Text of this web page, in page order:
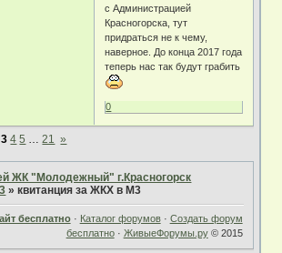
с Администрацией
Красногорска, тут
придраться не к чему,
наверное. До конца 2017 года
теперь нас так будут грабить
0
3 4 5 … 21 »
ЖК "Молодежный" г.Красногорск
»квитанция за ЖКХ в М3
бесплатно· Каталог форумов· Создать форум
бесплатно· ЖивыеФорумы.ру© 2015